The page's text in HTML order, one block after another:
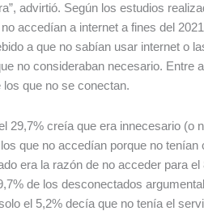
advirtió. Según los estudios
accedían a internet a fines del
a que no sabían usar internet o
no consideraban necesario. Entre
que no se conectan.
29,7% creía que era innecesario (o
que no accedían porque no tenían
era la razón de no acceder para
de los desconectados
el 5,2% decía que no tenía el